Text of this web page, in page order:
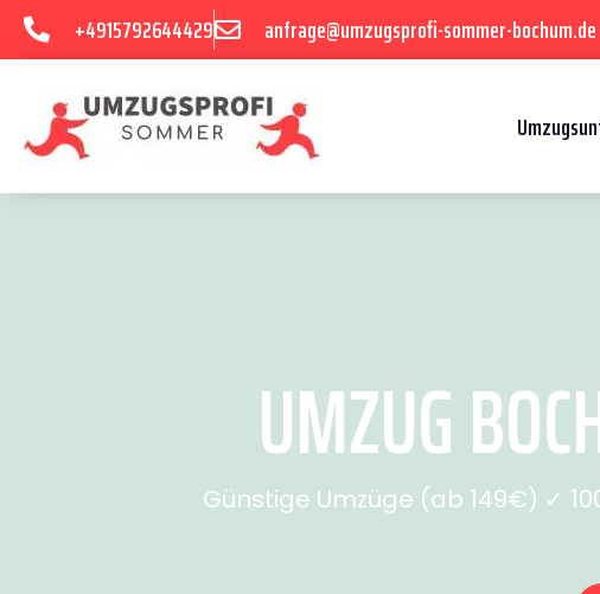
+4915792644429 anfrage@umzugsprofi-sommer-bochum.de
UMZUG
Günstige Umzüge (ab 149€) ✓